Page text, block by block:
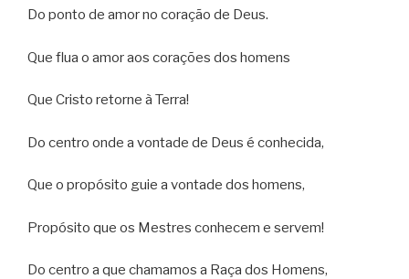
Do ponto de amor no coração de Deus.
Que flua o amor aos corações dos homens
Que Cristo retorne à Terra!
Do centro onde a vontade de Deus é conhecida,
Que o propósito guie a vontade dos homens,
Propósito que os Mestres conhecem e servem!
Do centro a que chamamos a Raça dos Homens,